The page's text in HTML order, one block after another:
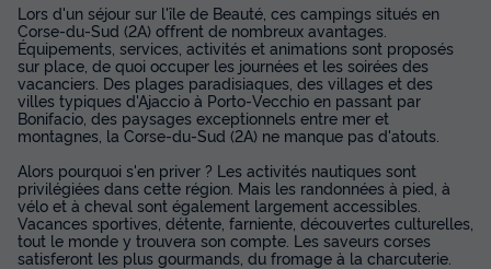
Lors d'un séjour sur l'île de Beauté, ces campings situés en
Corse-du-Sud (2A) offrent de nombreux avantages.
Équipements, services, activités et animations sont proposés
sur place, de quoi occuper les journées et les soirées des
vacanciers. Des plages paradisiaques, des villages et des
villes typiques d'Ajaccio à Porto-Vecchio en passant par
Bonifacio, des paysages exceptionnels entre mer et
montagnes, la Corse-du-Sud (2A) ne manque pas d'atouts.
Alors pourquoi s'en priver ? Les activités nautiques sont
privilégiées dans cette région. Mais les randonnées à pied, à
vélo et à cheval sont également largement accessibles.
Vacances sportives, détente, farniente, découvertes culturelles,
tout le monde y trouvera son compte. Les saveurs corses
satisferont les plus gourmands, du fromage à la charcuterie.